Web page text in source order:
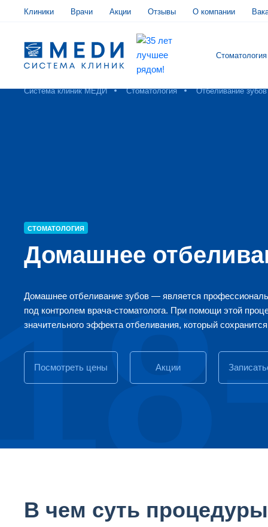
Клиники Врачи Акции Отзывы О компании
Стоматология
Система клиник МЕДИ Стоматология Отбеливание зубов
СТОМАТОЛОГИЯ
Домашнее
Домашнее отбеливание зубов — является
под контролем врача-стоматолога. При помощи этой
значительного эффекта отбеливания, который
Посмотреть цены Акции
В чем суть